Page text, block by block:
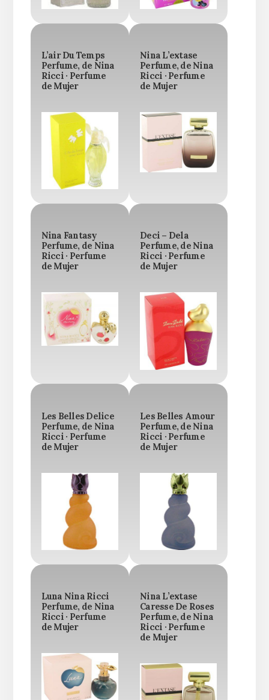
L’air Du Temps
Perfume, de Nina
Ricci · Perfume
de Mujer
Nina L’extase
Perfume, de Nina
Ricci · Perfume
de Mujer
Nina Fantasy
Perfume, de Nina
Ricci · Perfume
de Mujer
Deci – Dela
Perfume, de Nina
Ricci · Perfume
de Mujer
Les Belles Delice
Perfume, de Nina
Ricci · Perfume
de Mujer
Les Belles Amour
Perfume, de Nina
Ricci · Perfume
de Mujer
Luna Nina Ricci
Perfume, de Nina
Ricci · Perfume
de Mujer
Nina L’extase
Caresse De Roses
Perfume, de Nina
Ricci · Perfume
de Mujer